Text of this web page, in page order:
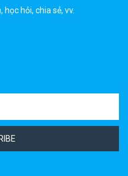
hỏi, chia sẻ, vv.